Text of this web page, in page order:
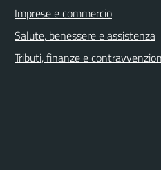
Imprese e commercio
Salute, benessere e assistenza
Tributi, finanze e